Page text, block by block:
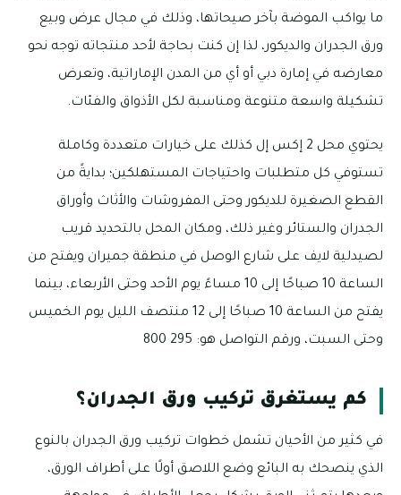
ما يواكب الموضة بآخر صيحاتها، وذلك في مجال عرض وبيع
ورق الجدران والديكور، لذا إن كنت بحاجة لأحد منتجاته توجه نحو
معارضه في إمارة دبي أو أي من المدن الإماراتية، وتعرض
تشكيلة واسعة متنوعة ومناسبة لكل الأذواق والفئات.
يحتوي محل 2 إكس إل كذلك على خيارات متعددة وكاملة
تستوفي كل متطلبات واحتياجات المستهلكين؛ بدايةً من
القطع الصغيرة للديكور وحتى المفروشات والأثاث وأوراق
الجدران والستائر وغير ذلك، ومكان المحل بالتحديد قريب
لصيدلية لايف على شارع الوصل في منطقة جميران ويفتح من
الساعة 10 صباحًا إلى 10 مساءً يوم الأحد وحتى الأربعاء، بينما
يفتح من الساعة 10 صباحًا إلى 12 منتصف الليل يوم الخميس
وحتى السبت، ورقم التواصل هو: 295 800
كم يستغرق تركيب ورق الجدران؟
في كثير من الأحيان تشمل خطوات تركيب ورق الجدران بالنوع
الذي ينصحك به البائع وضع اللاصق أولًا على أطراف الورق،